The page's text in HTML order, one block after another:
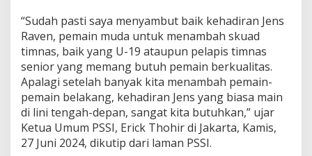
“Sudah pasti saya menyambut baik kehadiran Jens
Raven, pemain muda untuk menambah skuad
timnas, baik yang U-19 ataupun pelapis timnas
senior yang memang butuh pemain berkualitas.
Apalagi setelah banyak kita menambah pemain-
pemain belakang, kehadiran Jens yang biasa main
di lini tengah-depan, sangat kita butuhkan,” ujar
Ketua Umum PSSI, Erick Thohir di Jakarta, Kamis,
27 Juni 2024, dikutip dari laman PSSI.